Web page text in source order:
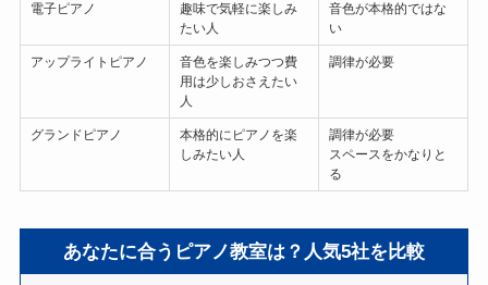
電子ピアノ
趣味で気軽に楽しみ
たい人
音色が本格的ではな
い
アップライトピアノ
音色を楽しみつつ費
用は少しおさえたい
人
調律が必要
グランドピアノ
本格的にピアノを楽
しみたい人
調律が必要
スペースをかなりと
る
あなたに合うピアノ教室は？人気5社を比較